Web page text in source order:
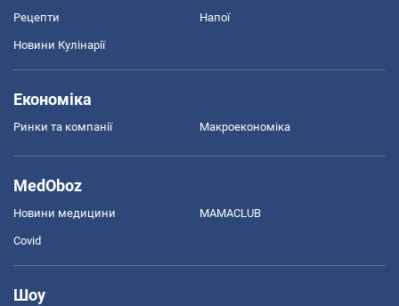
Рецепти Напої
Новини Кулінарії
Економіка
Ринки та компанії Макроекономіка
MedOboz
Новини медицини MAMACLUB
Covid
Шоу